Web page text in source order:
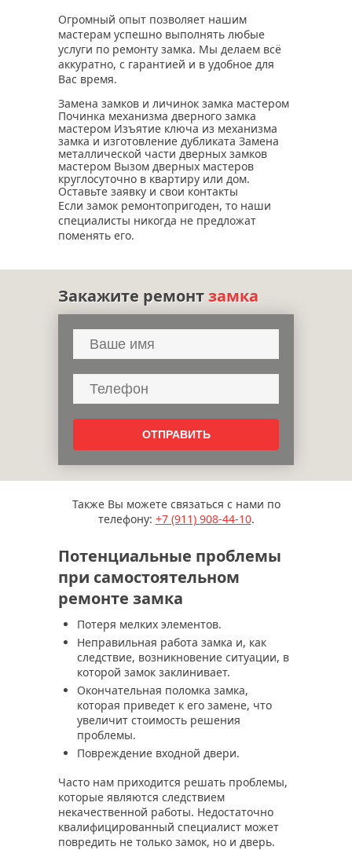
Огромный опыт позволяет нашим
мастерам успешно выполнять любые
услуги по ремонту замка. Мы делаем всё
аккуратно, с гарантией и в удобное для
Вас время.
Замена замков и личинок замка мастером
Починка механизма дверного замка
мастером Изъятие ключа из механизма
замка и изготовление дубликата Замена
металлической части дверных замков
мастером Вызом дверных мастеров
круглосуточно в квартиру или дом.
Оставьте заявку и свои контакты
Если замок ремонтопригоден, то наши
специалисты никогда не предложат
поменять его.
Закажите ремонтзамка
Также Вы можете связаться с нами по
телефону: +7 (911)908-44-10.
Потенциальные проблемы
при самостоятельном
ремонте замка
Потеря мелких элементов.
Неправильная работа замка и, как
следствие, возникновение ситуации, в
которой замок заклинивает.
Окончательная поломка замка,
которая приведет к его замене, что
увеличит стоимость решения
проблемы.
Повреждение входной двери.
Часто нам приходится решать проблемы,
которые являются следствием
некачественной работы. Недостаточно
квалифицированный специалист может
повредить не только замок, но и дверь.